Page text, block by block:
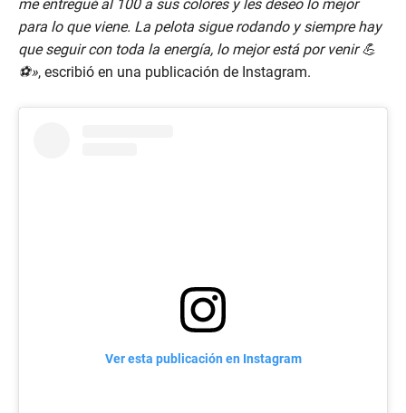
me entregué al 100 a sus colores y les deseo lo mejor
para lo que viene. La pelota sigue rodando y siempre hay
que seguir con toda la energía, lo mejor está por venir 💪
⚽️», escribió en una publicación de Instagram.
Ver esta publicación en Instagram